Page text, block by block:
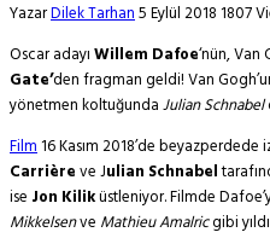
YazarDilek Tarhan5 Eylül 2018 1807
Oscar adayıWillem Dafoe‘nün, Van
Gate’den fragman geldi! Van
yönetmen koltuğundaJulian Schnabel
Film16 Kasım 2018’de
Carrièreve Julian Schnabel
ise Jon Kiliküstleniyor. Filmde
Mikkelsenve Mathieu Amalricgibi